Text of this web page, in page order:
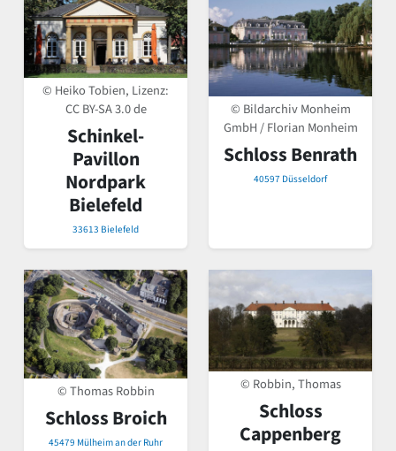
© Heiko Tobien, Lizenz:
CC BY-SA 3.0 de
Schinkel-
Pavillon
Nordpark
Bielefeld
33613 Bielefeld
© Bildarchiv Monheim
GmbH / Florian Monheim
Schloss Benrath
40597 Düsseldorf
© Thomas Robbin
Schloss Broich
45479 Mülheim an der Ruhr
© Robbin, Thomas
Schloss
Cappenberg